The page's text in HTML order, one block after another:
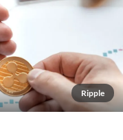
Ripple